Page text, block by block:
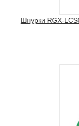
Шнурки RGX-